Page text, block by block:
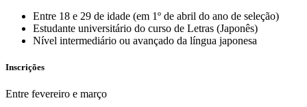
Entre 18 e 29 de idade (em 1º de abril do ano de seleção)
Estudante universitário do curso de Letras (Japonês)
Nível intermediário ou avançado da língua japonesa
Inscrições
Entre fevereiro e março